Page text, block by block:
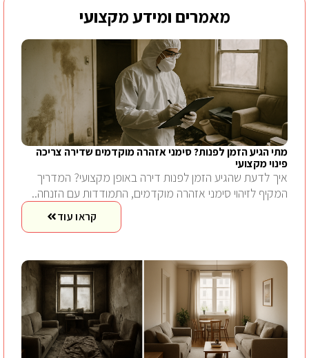
מאמרים ומידע מקצועי
מתי הגיע הזמן לפנות? סימני אזהרה מוקדמים שדירה צריכה
פינוי מקצועי
איך לדעת שהגיע הזמן לפנות דירה באופן מקצועי? המדריך
המקיף לזיהוי סימני אזהרה מוקדמים, התמודדות עם הזנחה..
קראו עוד